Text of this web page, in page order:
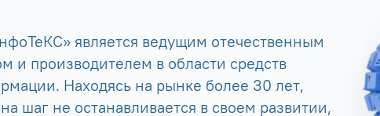
является ведущим отечественным
и производителем в области средств
Находясь на рынке более 30 лет,
шаг не останавливается в своем развитии,